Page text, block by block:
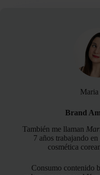
Brand
También me llaman
7 años trabajando
cosmética
Consumo contenido